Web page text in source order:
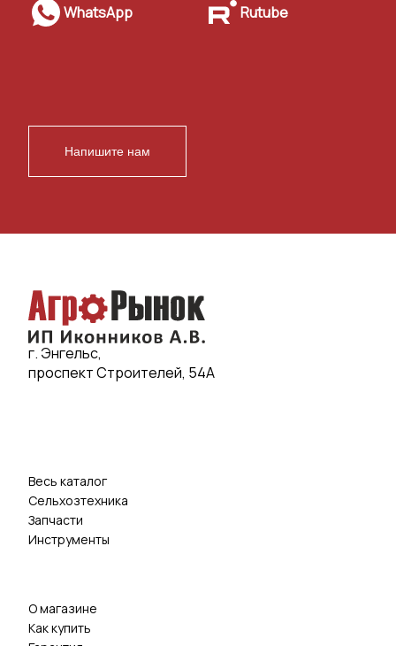
WhatsApp Rutube
Напишите нам
г. Энгельс,
проспект Строителей, 54А
Весь каталог
Сельхозтехника
Запчасти
Инструменты
О магазине
Как купить